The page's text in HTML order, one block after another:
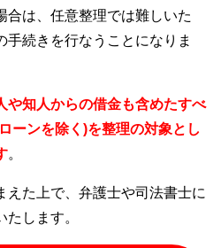
合は、任意整理では難しいた
続きを行なうことになりま
や知人からの借金も含めたすべ
ーンを除く)を整理の対象とし
。
えた上で、弁護士や司法書士に
します。